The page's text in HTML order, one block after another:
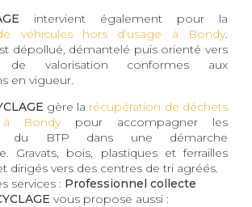
intervient également pour la
véhicules hors d’usage à Bondy.
dépollué, démantelé puis orienté vers
valorisation conformes aux
en vigueur.
gère la récupération de déchets
Bondypour accompagner les
du BTP dans une démarche
Gravats, bois, plastiques et ferrailles
dirigés vers des centres de tri agréés.
services : Professionnel collecte
vous propose aussi :